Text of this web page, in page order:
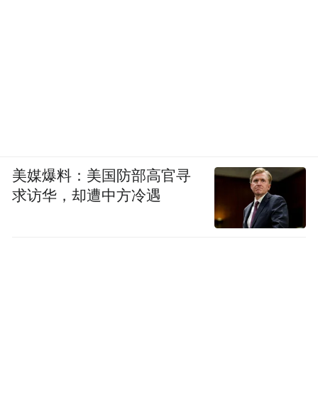
美媒爆料：美国防部高官寻
求访华，却遭中方冷遇